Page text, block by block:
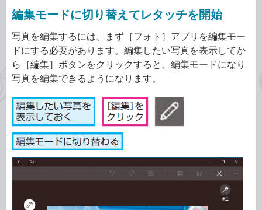
編集モードに切り替えてレタッチを開始
写真を編集するには、まず［フォト］アプリを編集モー
ドにする必要があります。編集したい写真を表示してか
ら［編集］ボタンをクリックすると、編集モードになり
写真を編集できるようになります。